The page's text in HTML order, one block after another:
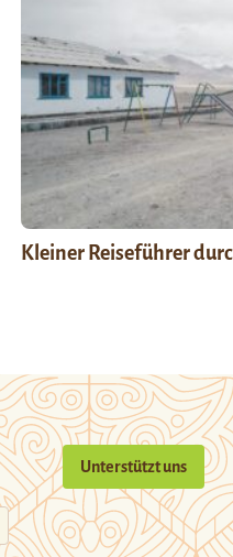
Kleiner Reiseführer
Unterstützt uns